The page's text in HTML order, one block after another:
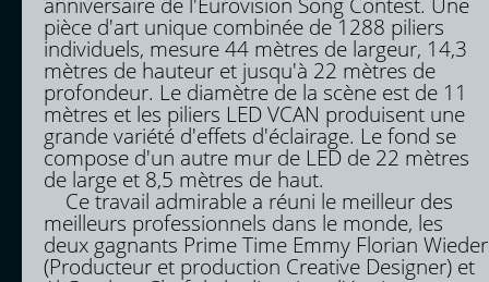
pièce d'art unique combinée de 1288 piliers
individuels, mesure 44 mètres de largeur, 14,3
mètres de hauteur et jusqu'à 22 mètres de
profondeur. Le diamètre de la scène est de 11
mètres et les piliers LED VCAN produisent une
grande variété d'effets d'éclairage. Le fond se
compose d'un autre mur de LED de 22 mètres
de large et 8,5 mètres de haut.
Ce travail admirable a réuni le meilleur des
meilleurs professionnels dans le monde, les
deux gagnants Prime Time Emmy Florian Wieder
(Producteur et production Creative Designer) et